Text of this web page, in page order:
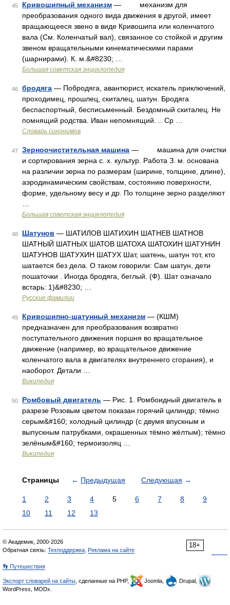
45 Кривошипный механизм — механизм для
преобразования одного вида движения в другой, имеет
вращающееся звено в виде Кривошипа или коленчатого
вала (См. Коленчатый вал), связанное со стойкой и другим
звеном вращательными кинематическими парами
(шарнирами). К. м.&#8230; …
Большая советская энциклопедия
46 бродяга — Побродяга, авантюрист, искатель приключений,
проходимец, прошлец, скиталец, шатун. Бродяга
беспаспортный, бесписьменный. Бездомный скиталец. Не
помнящий родства. Иван непомнящий. .. Ср …
Словарь синонимов
47 Зерноочистительная машина — машина для очистки
и сортирования зерна с. х. культур. Работа З. м. основана
на различии зерна по размерам (ширине, толщине, длине),
аэродинамическим свойствам, состоянию поверхности,
форме, удельному весу и др. По толщине зерно разделяют
Большая советская энциклопедия
48 Шатунов — ШАТИЛОВ ШАТИХИН ШАТНЕВ ШАТНОВ
ШАТНЫЙ ШАТНЫХ ШАТОВ ШАТОХА ШАТОХИН ШАТУНИН
ШАТУНОВ ШАТУХИН ШАТУХ Шат, шатень, шатун тот, кто
шатается без дела. О таком говорили: Сам шатун, дети
пошаточки . Иногда бродяга, беглый. (Ф). Шат означало
встарь: 1)&#8230; …
Русские фамилии
49 Кривошипно-шатунный механизм — (КШМ)
предназначен для преобразования возвратно
поступательного движения поршня во вращательное
движение (например, во вращательное движение
коленчатого вала в двигателях внутреннего сгорания), и
наоборот. Детали …
Википедия
50 Ромбовый двигатель — Рис. 1. Ромбоидный двигатель в
разрезе Розовым цветом показан горячий цилиндр; тёмно
серым&#160; холодный цилиндр (с двумя впускным и
выпускным патрубками, окрашенных тёмно жёлтым); тёмно
зелёным&#160; термоизоляц …
Википедия
Страницы ← Предыдущая Следующая →
1 2 3 4 5 6 7 8
9
10
11 12 13
18+
© Академик, 2000-2026
Обратная связь: Техподдержка Реклама на сайте
👣 Путешествия
Экспорт словарей на сайты , сделанные на PHP, Joomla,
Drupal,
WordPress, MODx.